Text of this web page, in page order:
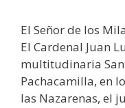
El Señor de los
El Cardenal Juan
multitudinaria
Pachacamilla, en
las Nazarenas, el